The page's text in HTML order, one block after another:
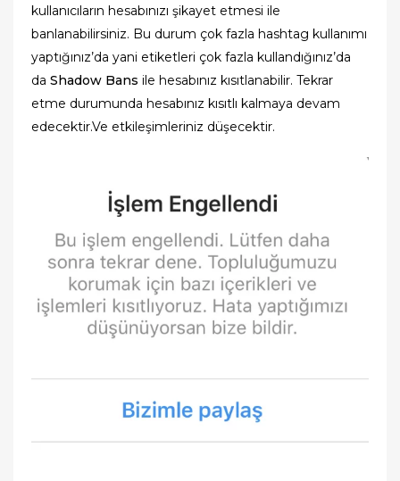
kullanıcıların hesabınızı şikayet etmesi ile
banlanabilirsiniz. Bu durum çok fazla hashtag kullanımı
yaptığınız’da yani etiketleri çok fazla kullandığınız’da
da Shadow Bans ile hesabınız kısıtlanabilir. Tekrar
etme durumunda hesabınız kısıtlı kalmaya devam
edecektir.Ve etkileşimleriniz düşecektir.